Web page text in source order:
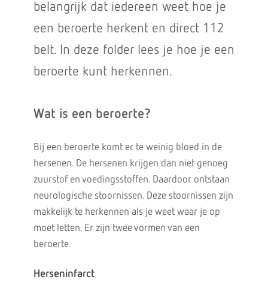
belangrijk dat iedereen weet hoe je
een beroerte herkent en direct 112
belt. In deze folder lees je hoe je een
beroerte kunt herkennen.
Wat is een beroerte?
Bij een beroerte komt er te weinig bloed in de
hersenen. De hersenen krijgen dan niet genoeg
zuurstof en voedingsstoffen. Daardoor ontstaan
neurologische stoornissen. Deze stoornissen zijn
makkelijk te herkennen als je weet waar je op
moet letten. Er zijn twee vormen van een
beroerte.
Herseninfarct